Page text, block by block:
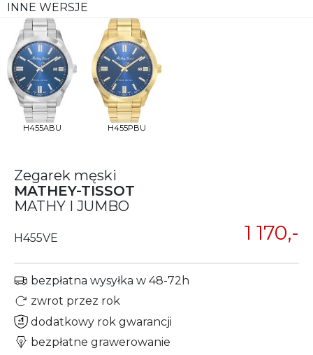
INNE WERSJE
H455ABU H455PBU
Zegarek męski
MATHEY-TISSOT
MATHY I JUMBO
H455VE 1 170,-
bezpłatna wysyłka w 48-72h
zwrot przez rok
dodatkowy rok gwarancji
bezpłatne grawerowanie